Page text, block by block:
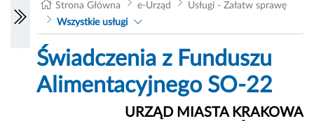
Strona Główna e-Urząd
Usługi - Załatw sprawę
Wszystkie usługi
Świadczenia z Funduszu
Alimentacyjnego SO-22
URZĄD MIASTA KRAKOWA